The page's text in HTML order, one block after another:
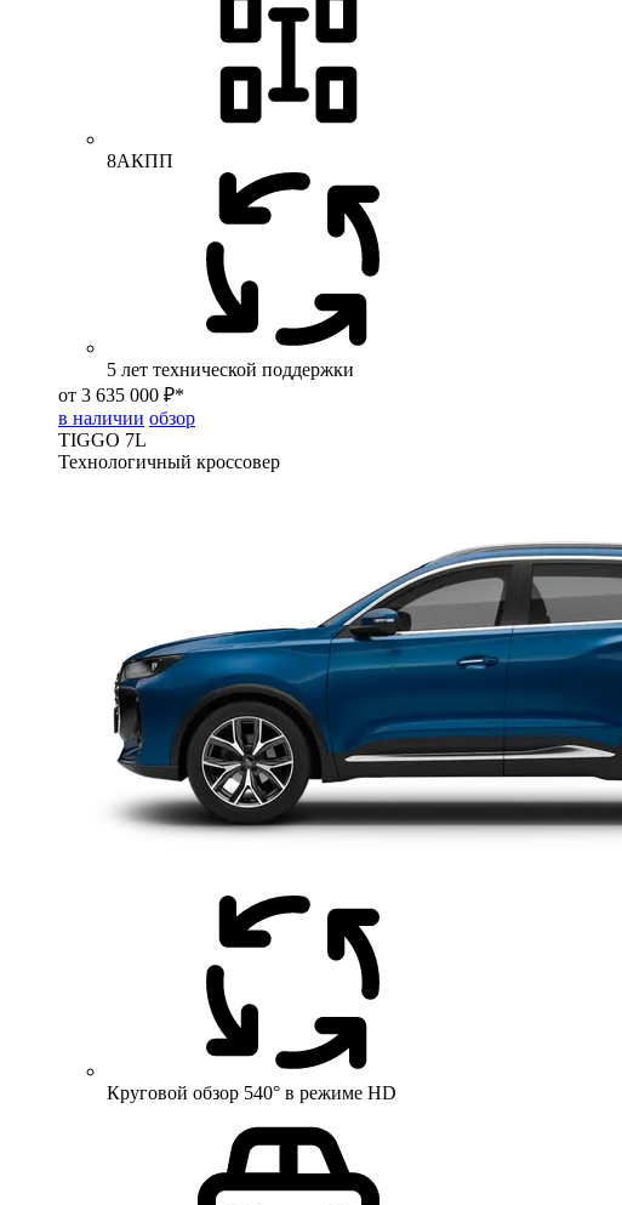
8АКПП
5 лет технической поддержки
от 3 635 000 ₽*
в наличии обзор
TIGGO 7L
Технологичный кроссовер
Круговой обзор 540° в режиме HD